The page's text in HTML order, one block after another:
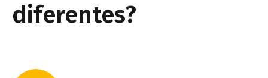
diferentes?